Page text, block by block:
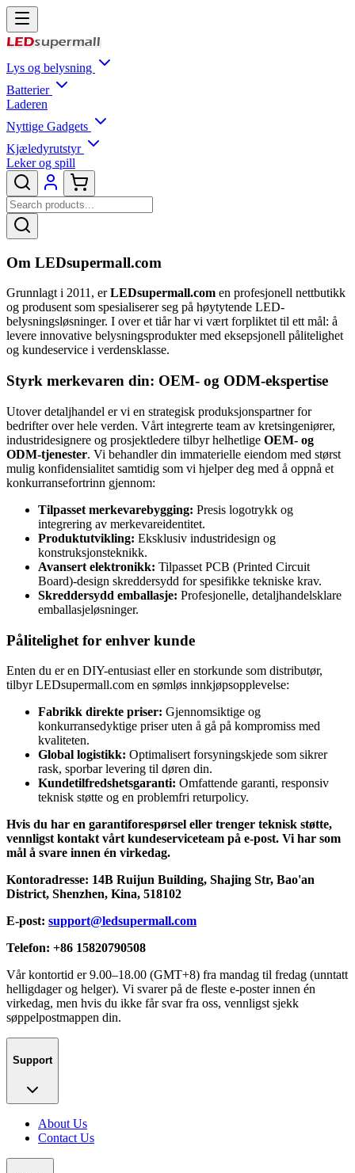
Lys og belysning
Batterier
Laderen
Nyttige Gadgets
Kjæledyrutstyr
Leker og spill
Om LEDsupermall.com
Grunnlagt i 2011, erLEDsupermall.com en profesjonell nettbutikk
og produsent som spesialiserer seg på høytytende LED-
belysningsløsninger. I over et tiår har vi vært forpliktet til ett mål: å
levere innovative belysningsprodukter med eksepsjonell pålitelighet
og kundeservice i verdensklasse.
Styrk merkevaren din: OEM- og ODM-ekspertise
Utover detaljhandel er vi en strategisk produksjonspartner for
bedrifter over hele verden. Vårt integrerte team av kretsingeniører,
industridesignere og prosjektledere tilbyr helhetlige OEM- og
ODM-tjenester. Vi behandler din immaterielle eiendom med størst
mulig konfidensialitet samtidig som vi hjelper deg med å oppnå et
konkurransefortrinn gjennom:
Tilpasset merkevarebygging: Presis logotrykk og
integrering av merkevareidentitet.
Produktutvikling: Eksklusiv industridesign og
konstruksjonsteknikk.
Avansert elektronikk: Tilpasset PCB (Printed Circuit
Board)-design skreddersydd for spesifikke tekniske krav.
Skreddersydd emballasje: Profesjonelle, detaljhandelsklare
emballasjeløsninger.
Pålitelighet for enhver kunde
Enten du er en DIY-entusiast eller en storkunde som distributør,
tilbyr LEDsupermall.com en sømløs innkjøpsopplevelse:
Fabrikk direkte priser: Gjennomsiktige og
konkurransedyktige priser uten å gå på kompromiss med
kvaliteten.
Global logistikk: Optimalisert forsyningskjede som sikrer
rask, sporbar levering til døren din.
Kundetilfredshetsgaranti: Omfattende garanti, responsiv
teknisk støtte og en problemfri returpolicy.
Hvis du har en garantiforespørsel eller trenger teknisk støtte,
vennligst kontakt vårt kundeserviceteam på e-post. Vi har som
mål å svare innen én virkedag.
Kontoradresse: 14B Ruijun Building, Shajing Str, Bao'an
District, Shenzhen, Kina, 518102
E-post: support@ledsupermall.com
Telefon: +86 15820790508
Vår kontortid er 9.00–18.00 (GMT+8) fra mandag til fredag (unntatt
helligdager og helger). Vi svarer på de fleste e-poster innen én
virkedag, men hvis du ikke får svar fra oss, vennligst sjekk
søppelpostmappen din.
Support
About Us
Contact Us